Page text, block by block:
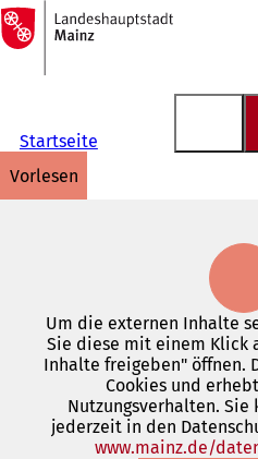
Inhalt anspringen
Zur
Startseite
Startseite
vorlesen
Um die externen Inhalte
Sie diese mit einem Klick
Inhalte freigeben" öffnen.
Cookies und
Nutzungsverhalten. Sie
jederzeit in den
www.mainz.de/